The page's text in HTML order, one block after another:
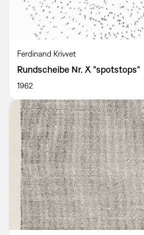
Ferdinand Kriwet
Rundscheibe Nr. X "spotstops"
1962